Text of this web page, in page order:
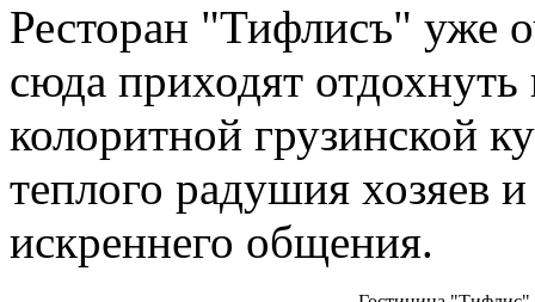
Ресторан "Тифлисъ" уже
сюда приходят
колоритной грузинской
теплого радушия хозяев
искреннего общения.